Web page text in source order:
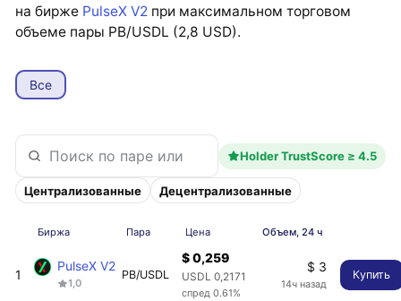
на бирже PulseX V2 при максимальном торговом
объеме пары PB/USDL (2,8 USD).
Все
Holder TrustScore ≥ 4.5
Централизованные Децентрализованные
Биржа Пара Цена Объем, 24 ч
1
PulseX V2
1,0
PB/USDL
$ 0,259
USDL 0,2171
спред 0.61%
$ 3
14ч назад
Купить